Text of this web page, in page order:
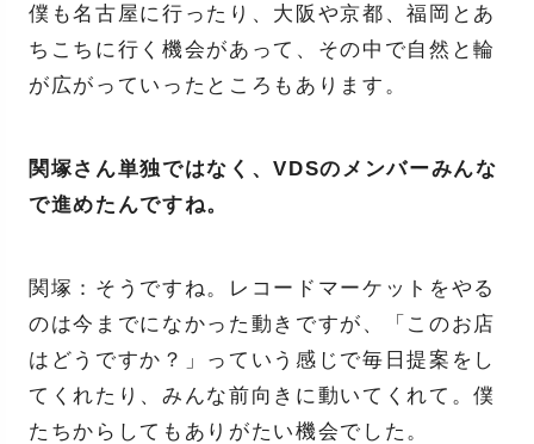
僕も名古屋に行ったり、大阪や京都、福岡とあ
ちこちに行く機会があって、その中で自然と輪
が広がっていったところもあります。
関塚さん単独ではなく、VDSのメンバーみんな
で進めたんですね。
関塚：そうですね。レコードマーケットをやる
のは今までになかった動きですが、「このお店
はどうですか？」っていう感じで毎日提案をし
てくれたり、みんな前向きに動いてくれて。僕
たちからしてもありがたい機会でした。